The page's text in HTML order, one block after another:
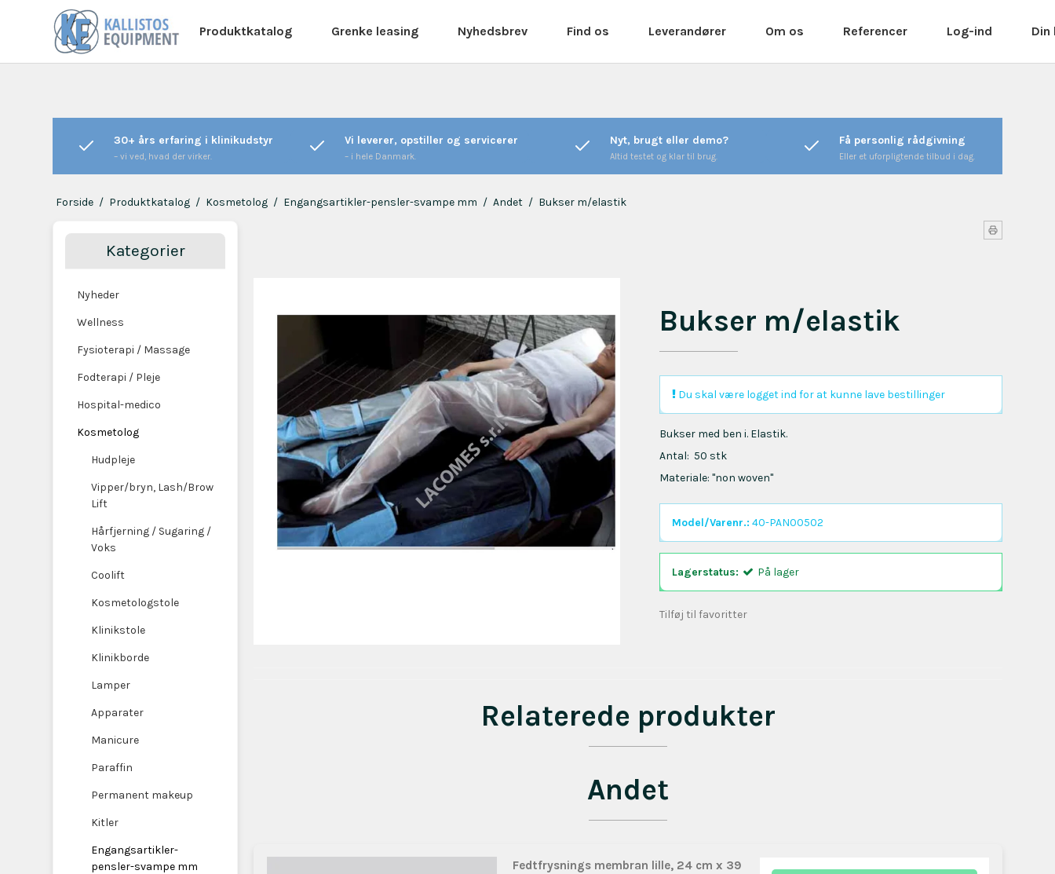
Produktkatalog Grenke leasing Nyhedsbrev Find os Leverandører Om os
Kontakt
Åbningstider
Handelsbetingelser
Beauty 2026
Referencer
på mange brancher.......
Kunder & cases
Log-ind Din
Nyhedstilmelding
30+ års erfaring i klinikudstyr
– vi ved, hvad der virker.
Vi leverer, opstiller og servicerer
– i hele Danmark.
Nyt, brugt eller demo?
Altid testet og klar til brug.
Få personlig rådgivning
Eller et uforpligtende tilbud i dag.
Forside / Produktkatalog / Kosmetolog / Engangsartikler-pensler-svampe mm / Andet / Bukser m/elastik
Kategorier
Nyheder
Wellness
Fysioterapi / Massage
Fodterapi / Pleje
Hospital-medico
Kosmetolog
Hudpleje
Vipper/bryn, Lash/Brow
Lift
Hårfjerning / Sugaring /
Voks
Coolift
Kosmetologstole
Klinikstole
Klinikborde
Lamper
Apparater
Manicure
Paraffin
Permanent makeup
Kitler
Engangsartikler-
pensler-svampe mm
Bukser m/elastik
Du skal være logget ind for at kunne lave bestillinger
Bukser med ben i. Elastik.
Antal: 50 stk
Materiale: "non woven"
Model/Varenr.: 40-PAN00502
Lagerstatus: På lager
Tilføj til favoritter
Relaterede produkter
Andet
Fedtfrysnings membran lille, 24 cm x 39